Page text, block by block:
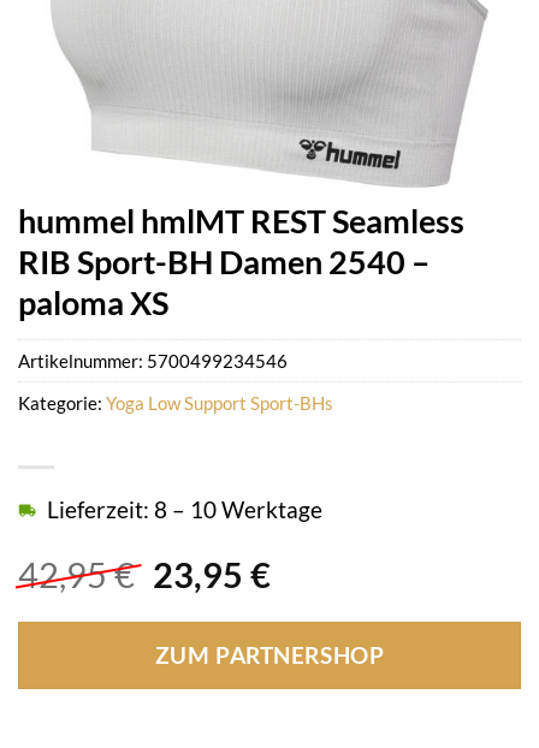
hummel hmlMT REST Seamless
RIB Sport-BH Damen 2540 –
paloma XS
42,95€ Ursprünglicher
war:
42,95 €
23,95 €Aktueller
ist:
23,95 €.
Lieferzeit: 8 – 10 Werktage
ZUM PARTNERSHOP
Artikelnummer: 5700499234546
Kategorie: Yoga Low Support Sport-BHs